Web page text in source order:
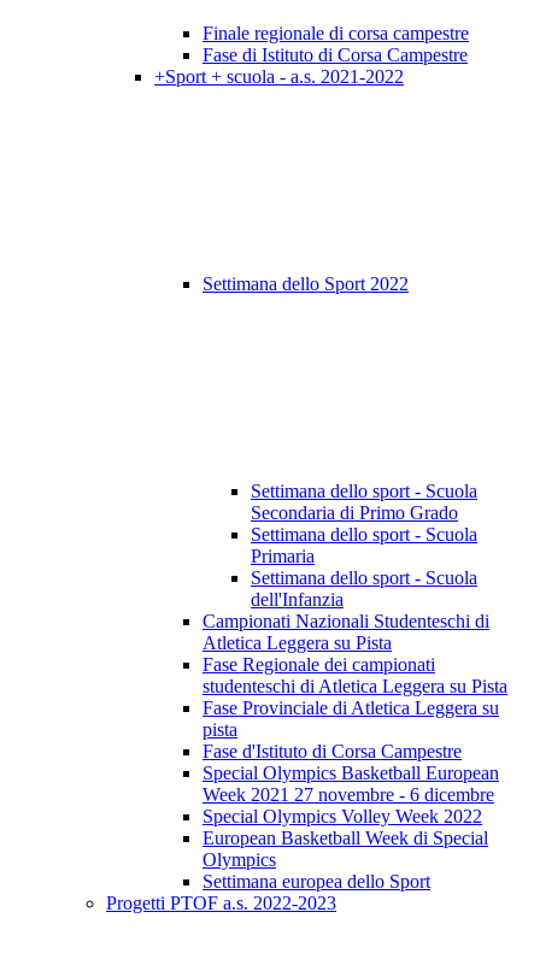
Finale regionale di corsa campestre
Fase di Istituto di Corsa Campestre
+Sport + scuola - a.s. 2021-2022
Settimana dello Sport 2022
Settimana dello sport - Scuola
Secondaria di Primo Grado
Settimana dello sport - Scuola
Primaria
Settimana dello sport - Scuola
dell'Infanzia
Campionati Nazionali Studenteschi di
Atletica Leggera su Pista
Fase Regionale dei campionati
studenteschi di Atletica Leggera su Pista
Fase Provinciale di Atletica Leggera su
pista
Fase d'Istituto di Corsa Campestre
Special Olympics Basketball European
Week 2021 27 novembre - 6 dicembre
Special Olympics Volley Week 2022
European Basketball Week di Special
Olympics
Settimana europea dello Sport
Progetti PTOF a.s. 2022-2023